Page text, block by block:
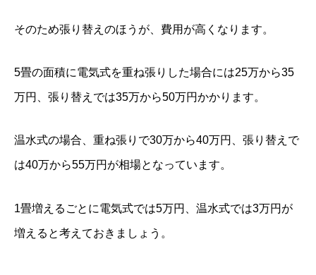
そのため張り替えのほうが、費用が高くなります。
5畳の面積に電気式を重ね張りした場合には25万から35
万円、張り替えでは35万から50万円かかります。
温水式の場合、重ね張りで30万から40万円、張り替えで
は40万から55万円が相場となっています。
1畳増えるごとに電気式では5万円、温水式では3万円が
増えると考えておきましょう。